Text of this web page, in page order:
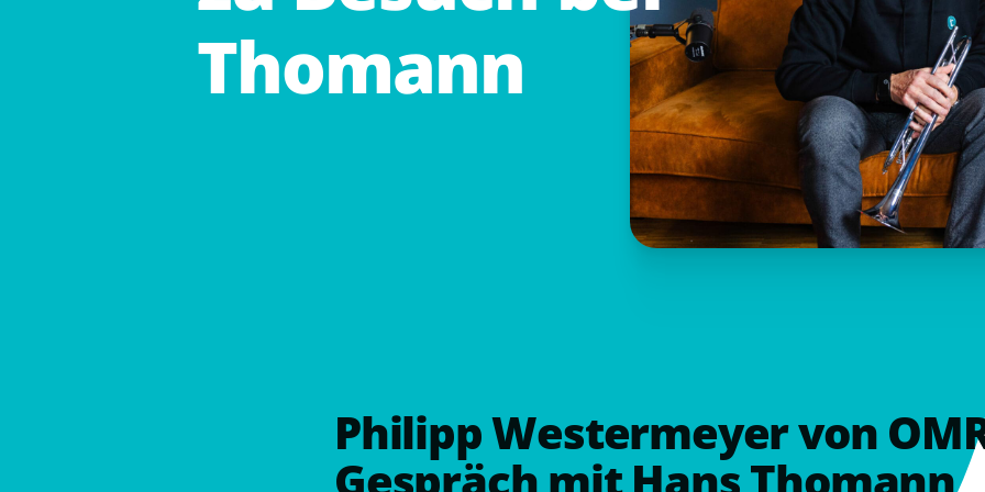
Thomann
Philipp Westermeyer von